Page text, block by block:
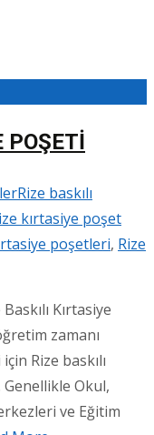
POŞETİ
Rize baskılı
kırtasiye poşet
poşetleri, Rize
Kırtasiye
zamanı
Rize baskılı
Okul,
ve Eğitim